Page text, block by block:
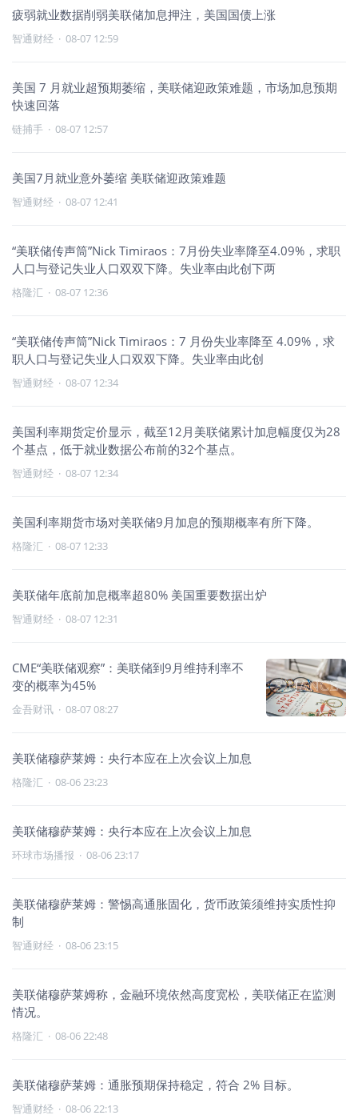
疲弱就业数据削弱美联储加息押注，美国国债上涨
智通财经 · 08-07 12:59
美国 7 月就业超预期萎缩，美联储迎政策难题，市场加息预期
快速回落
链捕手 · 08-07 12:57
美国7月就业意外萎缩 美联储迎政策难题
智通财经 · 08-07 12:41
“美联储传声筒”Nick Timiraos：7月份失业率降至4.09%，求职
人口与登记失业人口双双下降。失业率由此创下两
格隆汇 · 08-07 12:36
“美联储传声筒”Nick Timiraos：7 月份失业率降至 4.09%，求
职人口与登记失业人口双双下降。失业率由此创
智通财经 · 08-07 12:34
美国利率期货定价显示，截至12月美联储累计加息幅度仅为28
个基点，低于就业数据公布前的32个基点。
智通财经 · 08-07 12:34
美国利率期货市场对美联储9月加息的预期概率有所下降。
格隆汇 · 08-07 12:33
美联储年底前加息概率超80% 美国重要数据出炉
智通财经 · 08-07 12:31
CME“美联储观察”：美联储到9月维持利率不
变的概率为45%
金吾财讯 · 08-07 08:27
美联储穆萨莱姆：央行本应在上次会议上加息
格隆汇 · 08-06 23:23
美联储穆萨莱姆：央行本应在上次会议上加息
环球市场播报 · 08-06 23:17
美联储穆萨莱姆：警惕高通胀固化，货币政策须维持实质性抑
制
智通财经 · 08-06 23:15
美联储穆萨莱姆称，金融环境依然高度宽松，美联储正在监测
情况。
格隆汇 · 08-06 22:48
美联储穆萨莱姆：通胀预期保持稳定，符合 2% 目标。
智通财经 · 08-06 22:13